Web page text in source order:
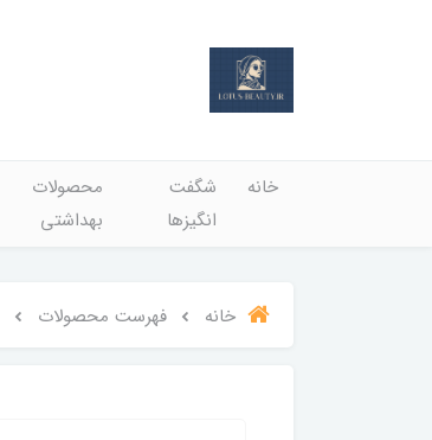
خانه
شگفت
انگيزها
محصولات
بهداشتي
خانه فهرست محصولات